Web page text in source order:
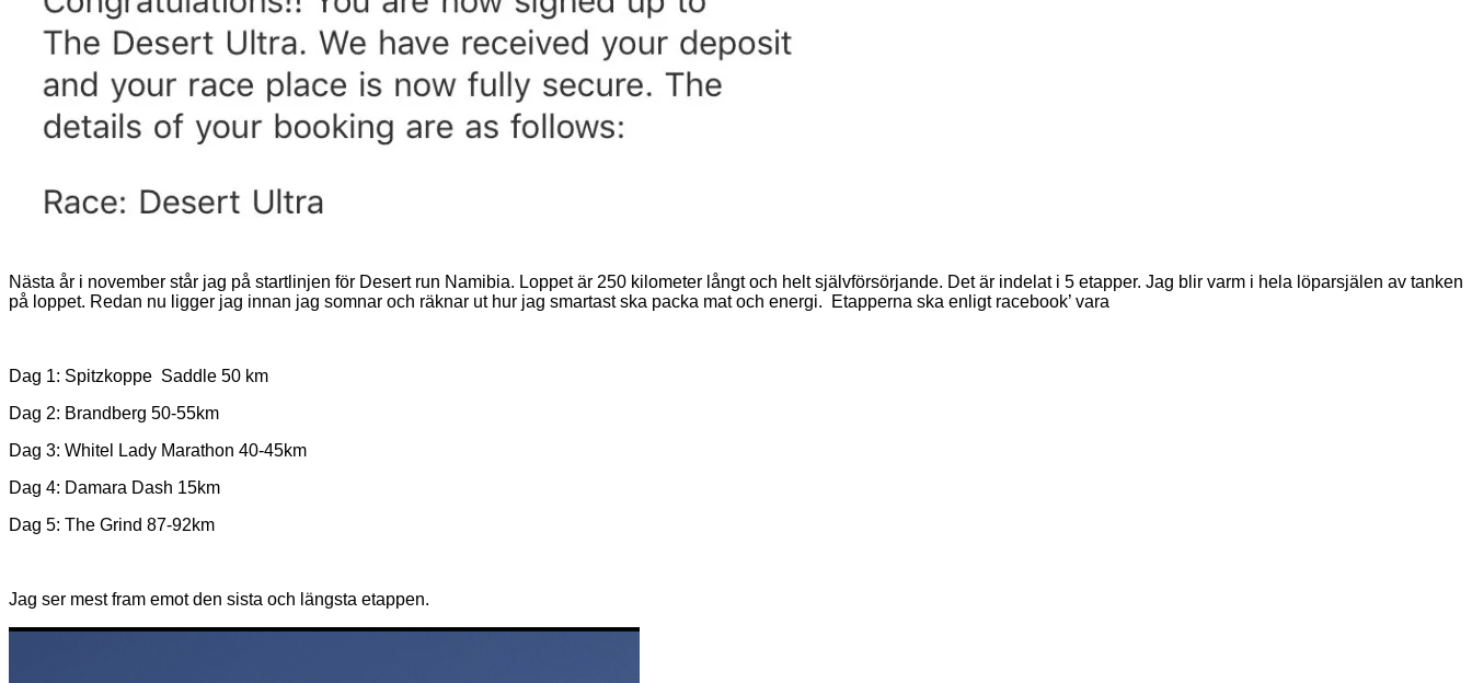
Nästa år i november står jag på startlinjen för Desert run Namibia. Loppet är 250 kilometer långt och helt självförsörjande. Det är indelat i 5 etapper. Jag blir varm i hela löparsjälen av tanken
på loppet. Redan nu ligger jag innan jag somnar och räknar ut hur jag smartast ska packa mat och energi. Etapperna ska enligt racebook’ vara
Dag 1: Spitzkoppe Saddle 50 km
Dag 2: Brandberg 50-55km
Dag 3: Whitel Lady Marathon 40-45km
Dag 4: Damara Dash 15km
Dag 5: The Grind 87-92km
Jag ser mest fram emot den sista och längsta etappen.